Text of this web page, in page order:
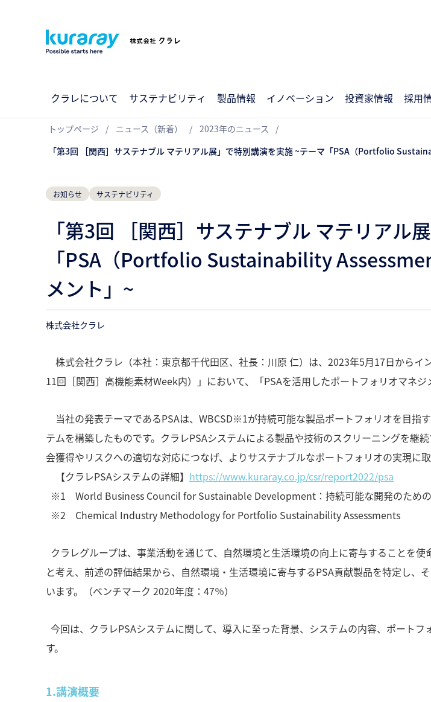
クラレについて サステナビリティ 製品情報 イノベーション 投資家情報 採用
トップページ ニュース（新着）
2023年のニュース
「第3回 ［関西］サステナブル マテリアル展」で特別講演を実施 ~テーマ「PSA（Portfolio
お知らせ サステナビリティ
「第3回 ［関西］サステナブル マテリアル
「PSA（Portfolio Sustainability
メント」~
株式会社クラレ
株式会社クラレ（本社：東京都千代田区、社長：川原 仁）は、2023年5月17日から
11回［関西］高機能素材Week内）」において、「PSAを活用したポートフォリオマネジ
当社の発表テーマであるPSAは、WBCSD※1が持続可能な製品ポートフォリオを目
テムを構築したものです。クラレPSAシステムによる製品や技術のスクリーニングを
会獲得やリスクへの適切な対応につなげ、よりサステナブルなポートフォリオの実現に取
【クラレPSAシステムの詳細】 https://www.kuraray.co.jp/csr/report2022/psa
※1 World Business Council for Sustainable Development：持続可能な開発のため
※2 Chemical Industry Methodology for Portfolio Sustainability Assessments
クラレグループは、事業活動を通じて、自然環境と生活環境の向上に寄与することを
と考え、前述の評価結果から、自然環境・生活環境に寄与するPSA貢献製品を特定し
います。（ベンチマーク 2020年度：47％）
今回は、クラレPSAシステムに関して、導入に至った背景、システムの内容、ポート
す。
1.講演概要